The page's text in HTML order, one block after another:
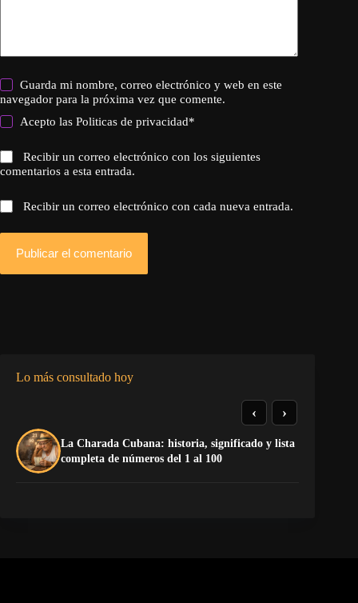
Guarda mi nombre, correo electrónico y web en este
navegador para la próxima vez que comente.
Acepto lasPoliticas de privacidad*
Recibir un correo electrónico con los siguientes
comentarios a esta entrada.
Recibir un correo electrónico con cada nueva entrada.
Publicar el comentario
Lo más consultado hoy
La Charada Cubana: historia, significado y lista
completa de números del 1 al 100
‹ ›